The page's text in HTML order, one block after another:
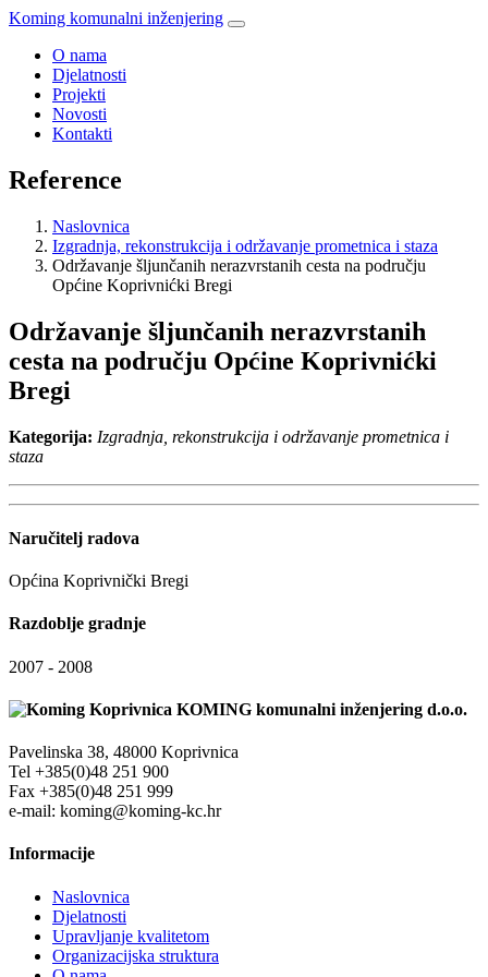
Koming komunalni inženjering
O nama
Djelatnosti
Projekti
Novosti
Kontakti
Reference
Naslovnica
Izgradnja, rekonstrukcija i održavanje prometnica i staza
Održavanje šljunčanih nerazvrstanih cesta na području
Općine Koprivnićki Bregi
Održavanje šljunčanih nerazvrstanih
cesta na području Općine Koprivnićki
Bregi
Kategorija: Izgradnja, rekonstrukcija i održavanje prometnica i
staza
Naručitelj radova
Općina Koprivnički Bregi
Razdoblje gradnje
2007 - 2008
KOMING komunalni inženjering d.o.o.
Pavelinska 38, 48000 Koprivnica
Tel +385(0)48 251 900
Fax +385(0)48 251 999
e-mail: koming@koming-kc.hr
Informacije
Naslovnica
Djelatnosti
Upravljanje kvalitetom
Organizacijska struktura